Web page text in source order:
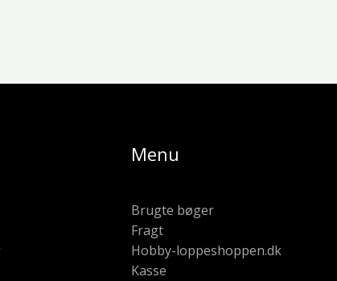
Menu
Brugte bøger
Fragt
Hobby-loppeshoppen.dk
Kasse